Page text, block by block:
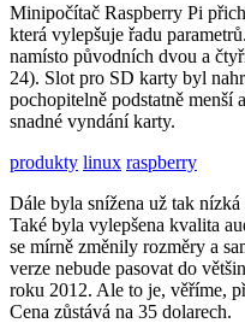
Minipočítač Raspberry Pi
která vylepšuje řadu
namísto původních dvou a
24). Slot pro SD karty byl
pochopitelně podstatně menší
snadné vyndání karty.
produkty linux raspberry
Dále byla snížena už tak
Také byla vylepšena kvalita
se mírně změnily rozměry a
verze nebude pasovat do
roku 2012. Ale to je, věříme,
Cena zůstává na 35 dolarech.